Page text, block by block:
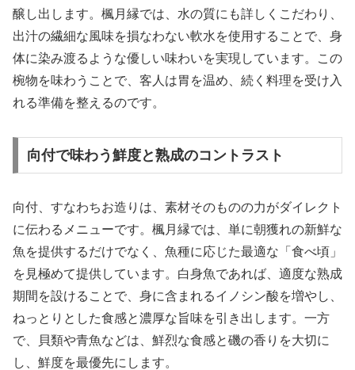
醸し出します。楓月縁では、水の質にも詳しくこだわり、
出汁の繊細な風味を損なわない軟水を使用することで、身
体に染み渡るような優しい味わいを実現しています。この
椀物を味わうことで、客人は胃を温め、続く料理を受け入
れる準備を整えるのです。
向付で味わう鮮度と熟成のコントラスト
向付、すなわちお造りは、素材そのものの力がダイレクト
に伝わるメニューです。楓月縁では、単に朝獲れの新鮮な
魚を提供するだけでなく、魚種に応じた最適な「食べ頃」
を見極めて提供しています。白身魚であれば、適度な熟成
期間を設けることで、身に含まれるイノシン酸を増やし、
ねっとりとした食感と濃厚な旨味を引き出します。一方
で、貝類や青魚などは、鮮烈な食感と磯の香りを大切に
し、鮮度を最優先にします。